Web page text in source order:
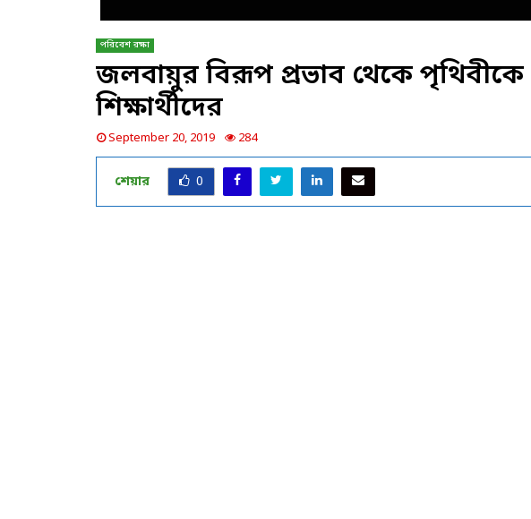
পরিবেশ রক্ষা
জলবায়ুর বিরূপ প্রভাব থেকে পৃথিবীকে
শিক্ষার্থীদের
September 20, 2019 284
শেয়ার 0